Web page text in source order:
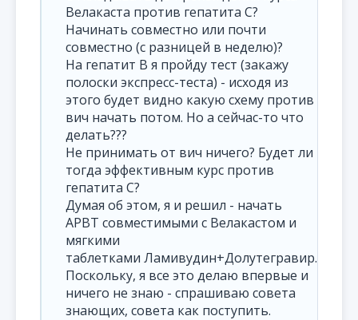
Велакаста против гепатита С?
Начинать совместно или почти
совместно (с разницей в неделю)?
На гепатит B я пройду тест (закажу
полоски экспресс-теста) - исходя из
этого будет видно какую схему против
вич начать потом. Но а сейчас-то что
делать???
Не принимать от вич ничего? Будет ли
тогда эффективным курс против
гепатита C?
Думая об этом, я и решил - начать
АРВТ совместимыми с Велакастом и
мягкими
таблетками Ламивудин+Долутегравир.
Поскольку, я все это делаю впервые и
ничего не знаю - спрашиваю совета
знающих, совета как поступить.